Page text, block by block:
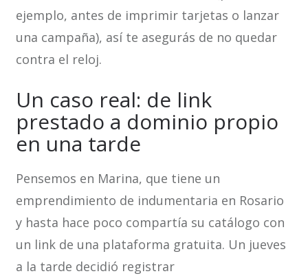
ejemplo, antes de imprimir tarjetas o lanzar
una campaña), así te asegurás de no quedar
contra el reloj.
Un caso real: de link
prestado a dominio propio
en una tarde
Pensemos en Marina, que tiene un
emprendimiento de indumentaria en Rosario
y hasta hace poco compartía su catálogo con
un link de una plataforma gratuita. Un jueves
a la tarde decidió registrar